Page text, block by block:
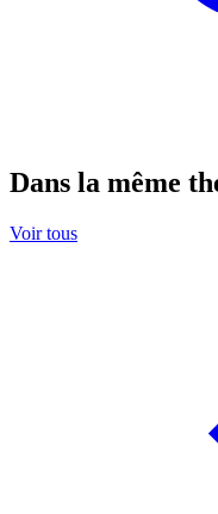
Dans la même
Voir tous